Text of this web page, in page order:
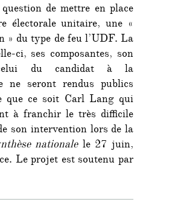
de mettre en place
électorale unitaire, une «
» du type de feu l’UDF. La
ci, ses composantes, son
du candidat à la
ne seront rendus publics
que ce soit Carl Lang qui
à franchir le très difficile
son intervention lors de la
nationale le 27 juin,
Le projet est soutenu par
droite du FN »